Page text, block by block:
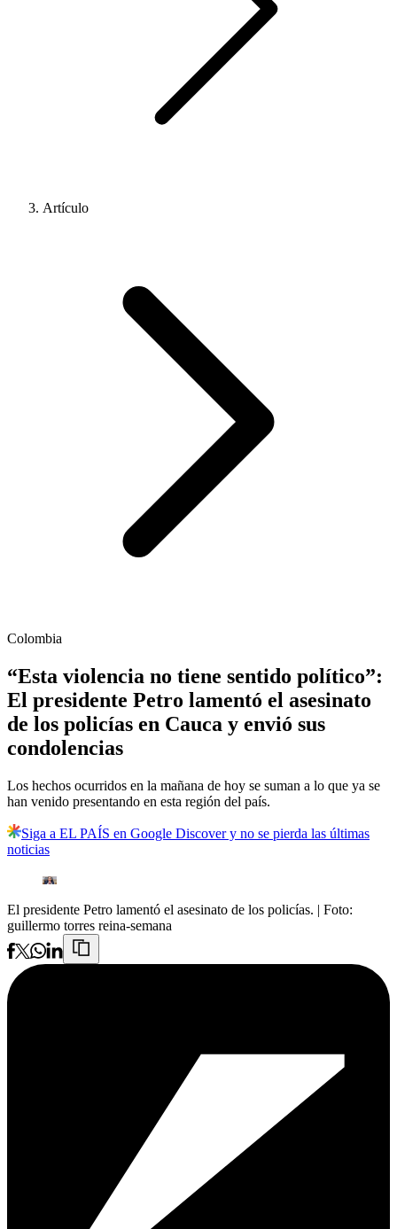
Artículo
Colombia
“Esta violencia no tiene sentido político”:
El presidente Petro lamentó el asesinato
de los policías en Cauca y envió sus
condolencias
Los hechos ocurridos en la mañana de hoy se suman a lo que ya se
han venido presentando en esta región del país.
Siga a EL PAÍS en Google Discover y no se pierda las últimas
noticias
El presidente Petro lamentó el asesinato de los policías. | Foto:
guillermo torres reina-semana